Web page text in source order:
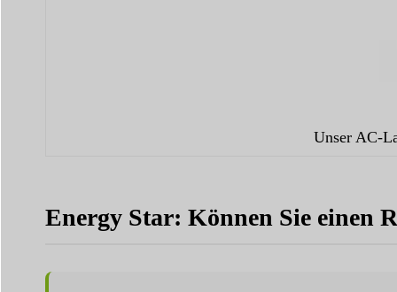
Unser AC-
Energy Star: Können Sie einen